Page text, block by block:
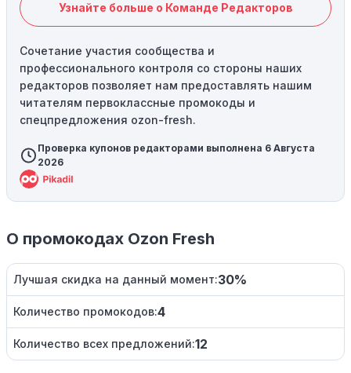
Узнайте больше о Команде Редакторов
Сочетание участия сообщества и
профессионального контроля со стороны наших
редакторов позволяет нам предоставлять нашим
читателям первоклассные промокоды и
спецпредложения ozon-fresh.
Проверка купонов редакторами выполнена 6 Августа
2026
О промокодах Ozon Fresh
Лучшая скидка на данный момент:30%
Количество промокодов:4
Количество всех предложений:12